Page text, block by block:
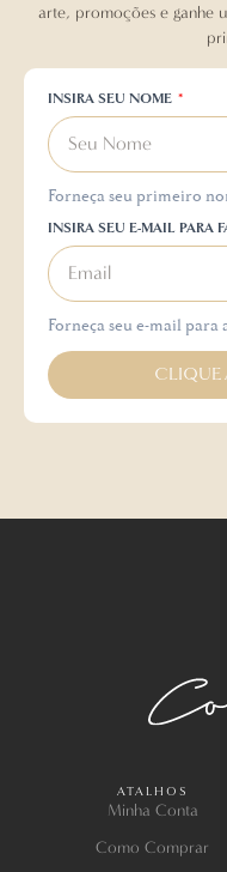
arte, promoções e ganhe
INSIRA SEU NOME
Forneça seu primeiro
INSIRA SEU E-MAIL PARA
Forneça seu e-mail para
CLIQUE
ATALHOS
Minha Conta
Como Comprar